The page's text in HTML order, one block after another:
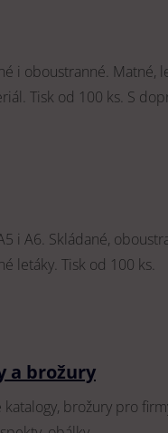
i oboustranné. Matné,
Tisk od 100 ks. S
i A6. Skládané,
letáky. Tisk od 100 ks.
a brožury
katalogy, brožury pro